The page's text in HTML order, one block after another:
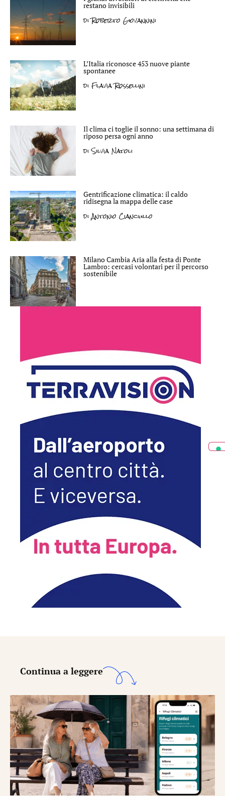
restano invisibili
diRoberto Giovannini
L’Italia riconosce 453 nuove piante
spontanee
di Flavia Rossellini
Il clima ci toglie il sonno: una settimana di
riposo persa ogni anno
diSilvia Natoli
Gentrificazione climatica: il caldo
ridisegna la mappa delle case
diAntonio Cianciullo
Milano Cambia Aria alla festa di Ponte
Lambro: cercasi volontari per il percorso
sostenibile
Continua a leggere